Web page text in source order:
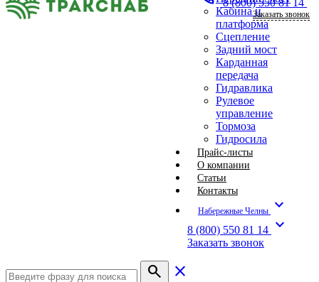
Кабина и
платформа
Сцепление
Задний мост
Карданная
передача
Гидравлика
Рулевое
управление
Тормоза
Гидросила
Прайс-листы
О компании
Статьи
Контакты
Набережные Челны expand_more
8 (800) 550 81 14 expand_more
Заказать звонок
Заказать звонок
search
close